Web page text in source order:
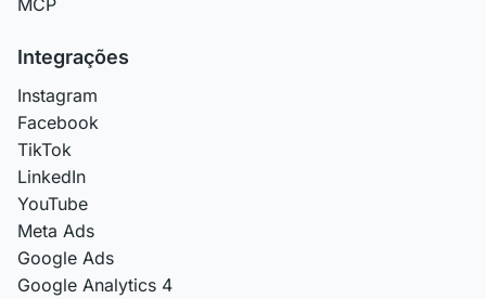
Integrações
Instagram
Facebook
TikTok
LinkedIn
YouTube
Meta Ads
Google Ads
Google Analytics 4